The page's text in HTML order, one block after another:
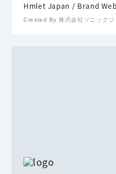
Hmlet Japan / Brand
Created By 株式会社ソニックジ